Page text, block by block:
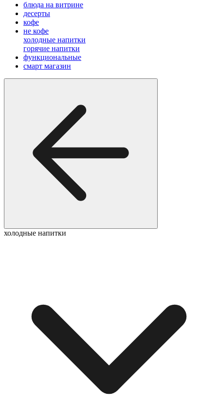
блюда на витрине
десерты
кофе
не кофе
холодные напитки
горячие напитки
функциональные
смарт магазин
холодные напитки